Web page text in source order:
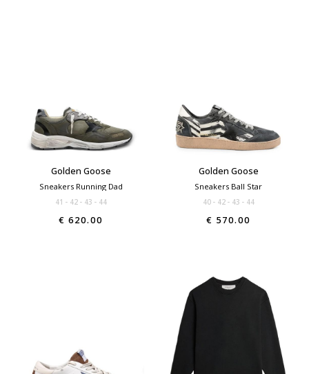
Golden Goose
Sneakers Running Dad
41 42 43 44
€ 620.00
Golden Goose
Sneakers Ball Star
40 42 43 44
€ 570.00